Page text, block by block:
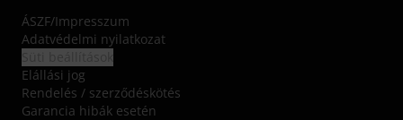
ÁSZF/Impresszum
Adatvédelmi nyilatkozat
Elállási jog
Rendelés / szerződéskötés
Garancia hibák esetén